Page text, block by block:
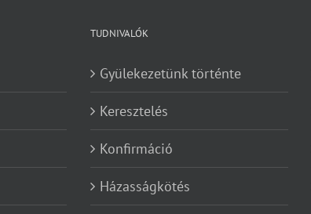
TUDNIVALÓK
Gyülekezetünk történte
Keresztelés
Konfirmáció
Házasságkötés